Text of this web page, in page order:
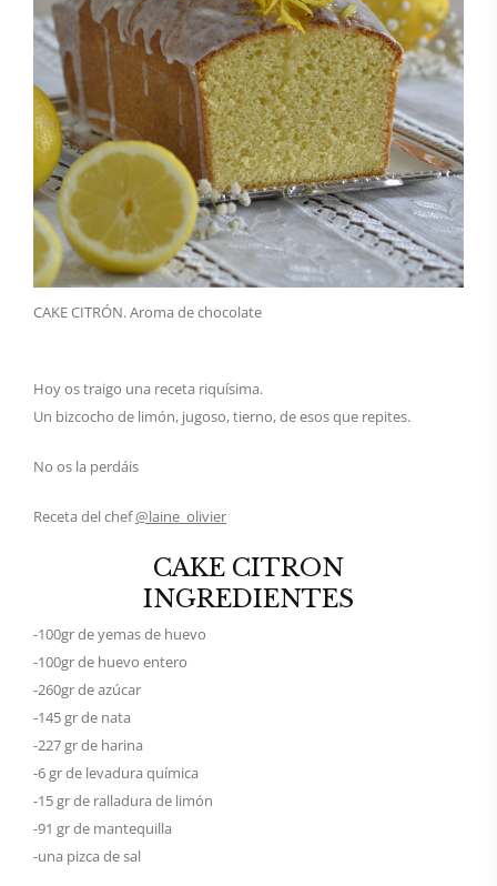
CAKE CITRÓN. Aroma de chocolate
Hoy os traigo una receta riquísima.
Un bizcocho de limón, jugoso, tierno, de esos que repites.
No os la perdáis
Receta del chef@laine_olivier
CAKE CITRON
INGREDIENTES
-100gr de yemas de huevo
-100gr de huevo entero
-260gr de azúcar
-145 gr de nata
-227 gr de harina
-6 gr de levadura química
-15 gr de ralladura de limón
-91 gr de mantequilla
-una pizca de sal